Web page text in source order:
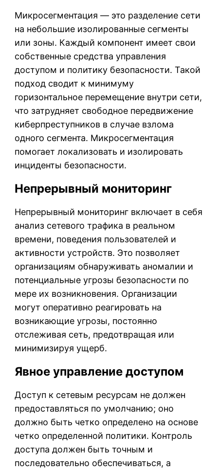
Микросегментация — это разделение сети
на небольшие изолированные сегменты
или зоны. Каждый компонент имеет свои
собственные средства управления
доступом и политику безопасности. Такой
подход сводит к минимуму
горизонтальное перемещение внутри сети,
что затрудняет свободное передвижение
киберпреступников в случае взлома
одного сегмента. Микросегментация
помогает локализовать и изолировать
инциденты безопасности.
Непрерывный мониторинг
Непрерывный мониторинг включает в себя
анализ сетевого трафика в реальном
времени, поведения пользователей и
активности устройств. Это позволяет
организациям обнаруживать аномалии и
потенциальные угрозы безопасности по
мере их возникновения. Организации
могут оперативно реагировать на
возникающие угрозы, постоянно
отслеживая сеть, предотвращая или
минимизируя ущерб.
Явное управление доступом
Доступ к сетевым ресурсам не должен
предоставляться по умолчанию; оно
должно быть четко определено на основе
четко определенной политики. Контроль
доступа должен быть точным и
последовательно обеспечиваться, а